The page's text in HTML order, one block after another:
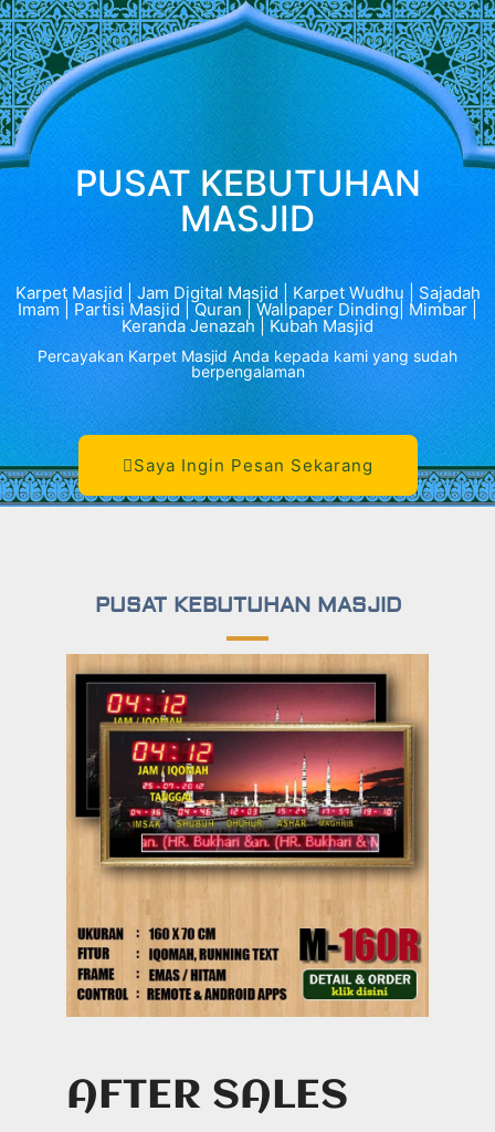
PUSAT KEBUTUHAN
MASJID
Karpet Masjid | Jam Digital Masjid | Karpet Wudhu | Sajadah
Imam | Partisi Masjid | Quran | Wallpaper Dinding| Mimbar |
Keranda Jenazah | Kubah Masjid
Percayakan Karpet Masjid Anda kepada kami yang sudah
berpengalaman
Saya Ingin Pesan Sekarang
PUSAT KEBUTUHAN MASJID
AFTER SALES